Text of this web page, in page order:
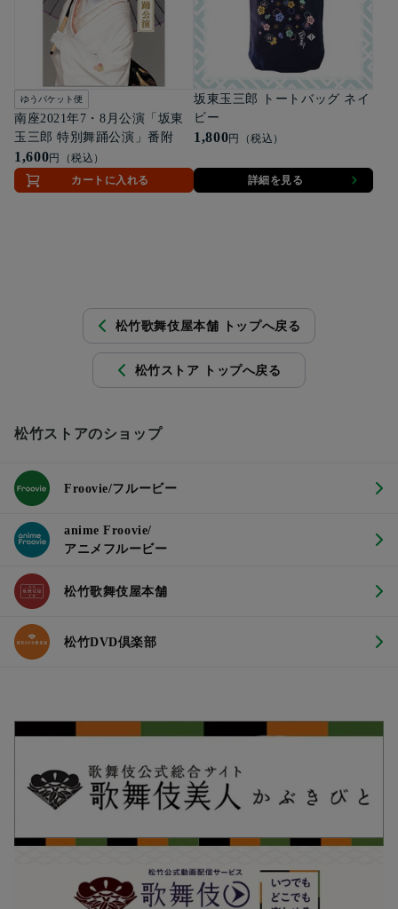
ゆうパケット便
南座2021年7・8月公演「坂東
玉三郎 特別舞踊公演」番附
1,600円（税込）
カートに入れる
坂東玉三郎 トートバッグ ネイ
ビー
1,800円（税込）
詳細を見る
松竹歌舞伎屋本舗 トップへ戻る
松竹ストア トップへ戻る
松竹ストアのショップ
Froovie/フルービー
anime Froovie/
アニメフルービー
松竹歌舞伎屋本舗
松竹DVD倶楽部